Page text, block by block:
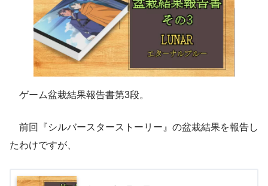
ゲーム盆栽結果報告書第3段。
前回『シルバースターストーリー』の盆栽結果を報告し
たわけですが、